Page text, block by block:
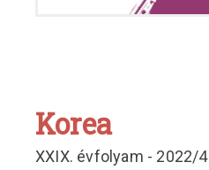
Korea
XXIX. évfolyam - 2022/4